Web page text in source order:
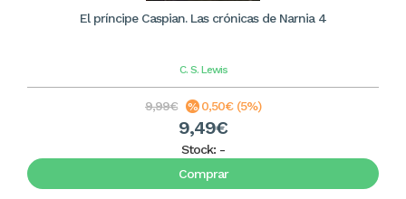
El príncipe Caspian. Las crónicas de Narnia 4
C. S. Lewis
9,99€ 0,50€ (5%)
9,49€
Stock: -
Comprar